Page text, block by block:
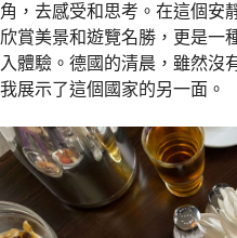
角，去感受和思考。在這個安
欣賞美景和遊覽名勝，更是一
入體驗。德國的清晨，雖然沒
我展示了這個國家的另一面。